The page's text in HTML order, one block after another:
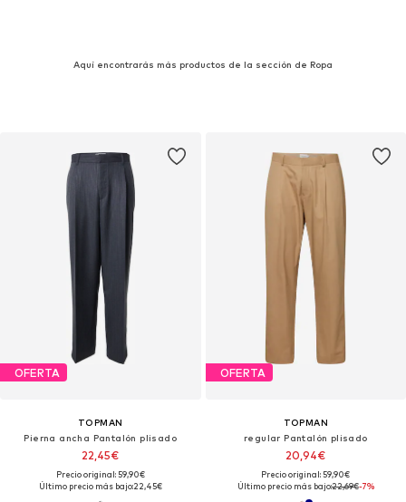
Aquí encontrarás más productos de la sección de Ropa
OFERTA
TOPMAN
Pierna ancha Pantalón plisado
22,45€
Precio original: 59,90€
Último precio más bajo:22,45€
OFERTA
TOPMAN
regular Pantalón plisado
20,94€
Precio original: 59,90€
Último precio más bajo:22,69€-7%